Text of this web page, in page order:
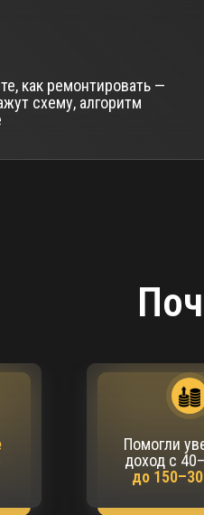
как ремонтировать —
схему, алгоритм
Помогли
доход с
до